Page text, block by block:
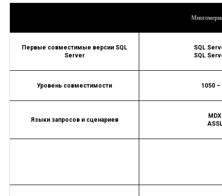
Первые совместимые версии SQL
Server
SQL
SQL
Уровень совместимости 1050 –
Языки запросов и сценариев